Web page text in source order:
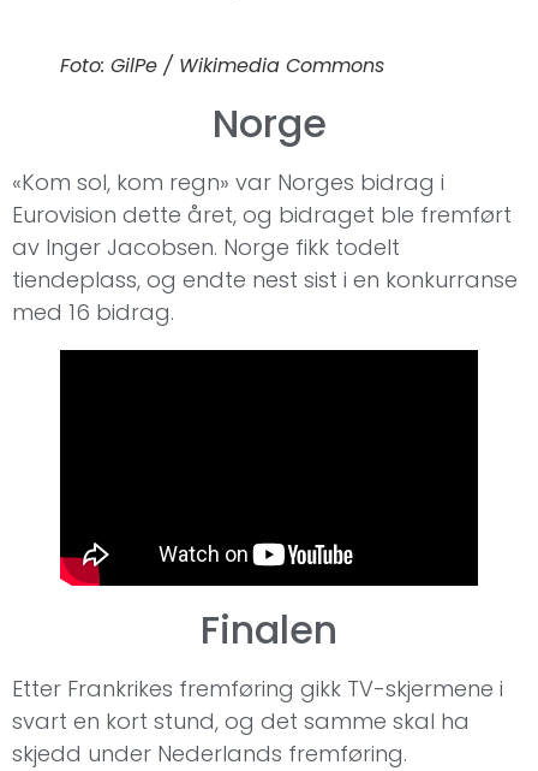
Foto: GilPe / Wikimedia Commons
Norge
«Kom sol, kom regn» var Norges bidrag i
Eurovision dette året, og bidraget ble fremført
av Inger Jacobsen. Norge fikk todelt
tiendeplass, og endte nest sist i en konkurranse
med 16 bidrag.
Finalen
Etter Frankrikes fremføring gikk TV-skjermene i
svart en kort stund, og det samme skal ha
skjedd under Nederlands fremføring.